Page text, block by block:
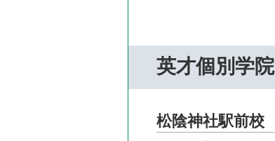
英才個別学院
松陰神社駅前校